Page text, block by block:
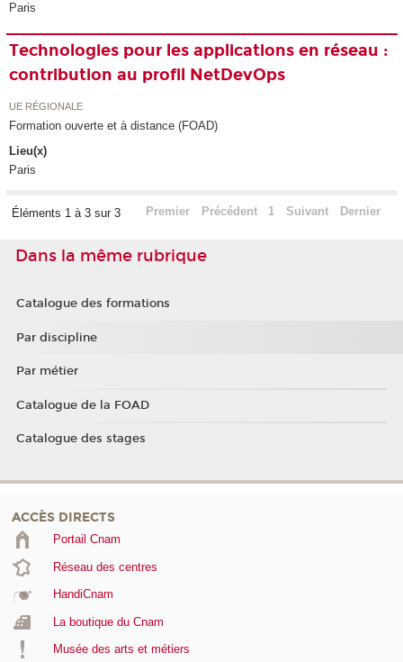
Paris
Technologies pour les applications en réseau :
contribution au profil NetDevOps
UE RÉGIONALE
Formation ouverte et à distance (FOAD)
Lieu(x)
Paris
Éléments 1 à 3 sur 3 Premier Précédent 1 Suivant Dernier
Dans la même rubrique
Catalogue des formations
Par discipline
Par métier
Catalogue de la FOAD
Catalogue des stages
ACCÈS DIRECTS
Portail Cnam
Réseau des centres
HandiCnam
La boutique du Cnam
Musée des arts et métiers